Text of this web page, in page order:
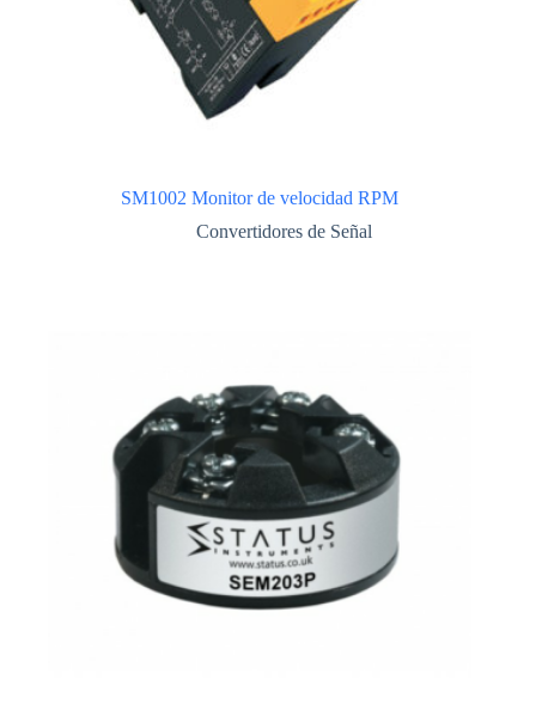
SM1002 Monitor de velocidad RPM
Convertidores de Señal